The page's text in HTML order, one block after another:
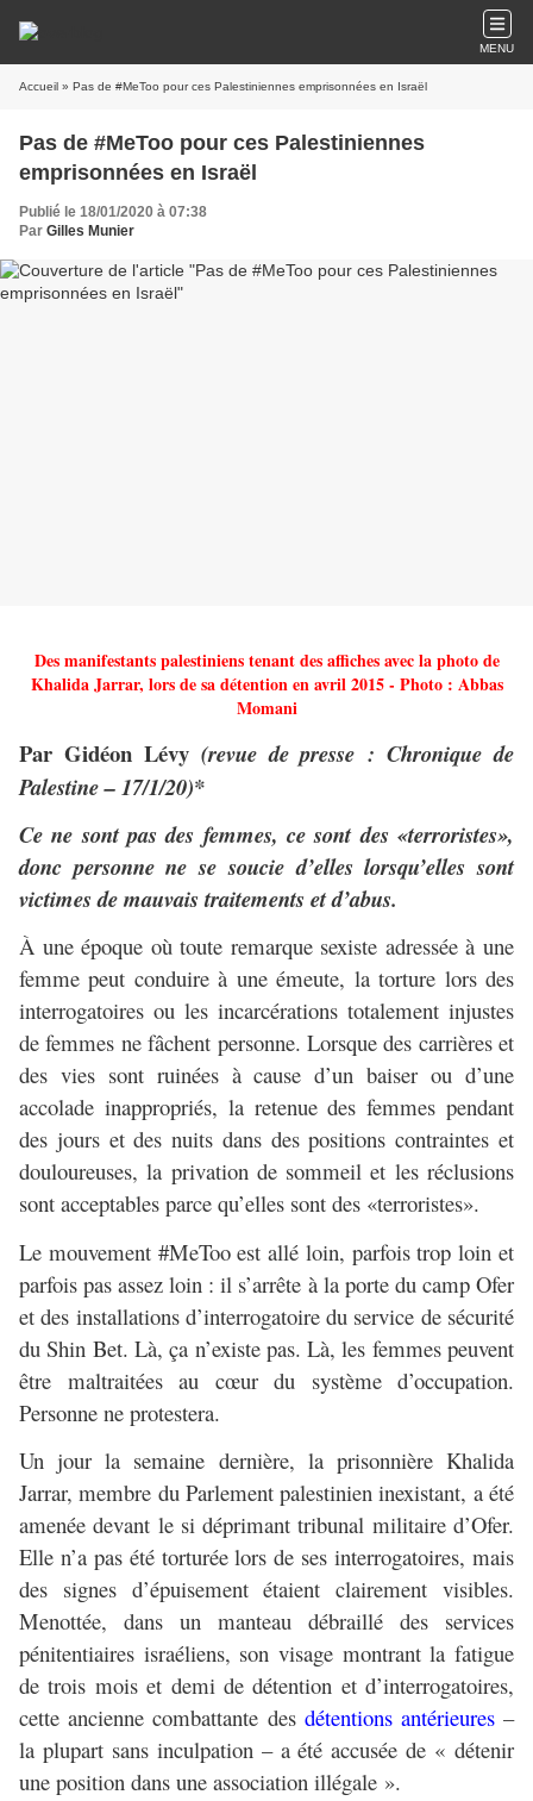
MENU
Accueil » Pas de #MeToo pour ces Palestiniennes emprisonnées en Israël
Pas de #MeToo pour ces Palestiniennes
emprisonnées en Israël
Publié le 18/01/2020 à 07:38
Par Gilles Munier
Des manifestants palestiniens tenant des affiches avec la photo de
Khalida Jarrar, lors de sa détention en avril 2015 - Photo : Abbas
Momani
Par Gidéon Lévy (revue de presse : Chronique de
Palestine – 17/1/20)*
Ce ne sont pas des femmes, ce sont des «terroristes»,
donc personne ne se soucie d’elles lorsqu’elles sont
victimes de mauvais traitements et d’abus.
À une époque où toute remarque sexiste adressée à une
femme peut conduire à une émeute, la torture lors des
interrogatoires ou les incarcérations totalement injustes
de femmes ne fâchent personne. Lorsque des carrières et
des vies sont ruinées à cause d’un baiser ou d’une
accolade inappropriés, la retenue des femmes pendant
des jours et des nuits dans des positions contraintes et
douloureuses, la privation de sommeil et les réclusions
sont acceptables parce qu’elles sont des «terroristes».
Le mouvement #MeToo est allé loin, parfois trop loin et
parfois pas assez loin : il s’arrête à la porte du camp Ofer
et des installations d’interrogatoire du service de sécurité
du Shin Bet. Là, ça n’existe pas. Là, les femmes peuvent
être maltraitées au cœur du système d’occupation.
Personne ne protestera.
Un jour la semaine dernière, la prisonnière Khalida
Jarrar, membre du Parlement palestinien inexistant, a été
amenée devant le si déprimant tribunal militaire d’Ofer.
Elle n’a pas été torturée lors de ses interrogatoires, mais
des signes d’épuisement étaient clairement visibles.
Menottée, dans un manteau débraillé des services
pénitentiaires israéliens, son visage montrant la fatigue
de trois mois et demi de détention et d’interrogatoires,
cette ancienne combattante des détentions antérieures–
la plupart sans inculpation – a été accusée de « détenir
une position dans une association illégale ».